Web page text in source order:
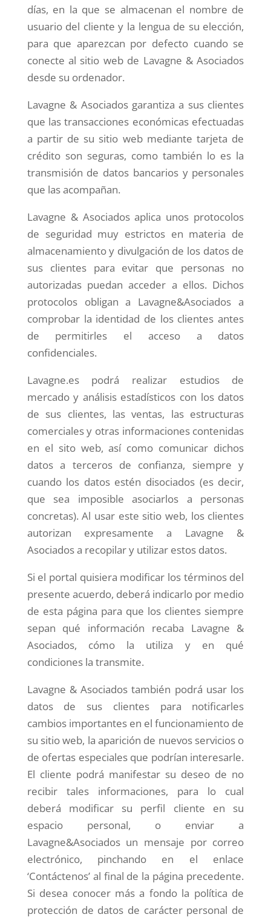
días, en la que se almacenan el nombre de
usuario del cliente y la lengua de su elección,
para que aparezcan por defecto cuando se
conecte al sitio web de Lavagne & Asociados
desde su ordenador.
Lavagne & Asociados garantiza a sus clientes
que las transacciones económicas efectuadas
a partir de su sitio web mediante tarjeta de
crédito son seguras, como también lo es la
transmisión de datos bancarios y personales
que las acompañan.
Lavagne & Asociados aplica unos protocolos
de seguridad muy estrictos en materia de
almacenamiento y divulgación de los datos de
sus clientes para evitar que personas no
autorizadas puedan acceder a ellos. Dichos
protocolos obligan a Lavagne&Asociados a
comprobar la identidad de los clientes antes
de permitirles el acceso a datos
confidenciales.
Lavagne.es podrá realizar estudios de
mercado y análisis estadísticos con los datos
de sus clientes, las ventas, las estructuras
comerciales y otras informaciones contenidas
en el sito web, así como comunicar dichos
datos a terceros de confianza, siempre y
cuando los datos estén disociados (es decir,
que sea imposible asociarlos a personas
concretas). Al usar este sitio web, los clientes
autorizan expresamente a Lavagne &
Asociados a recopilar y utilizar estos datos.
Si el portal quisiera modificar los términos del
presente acuerdo, deberá indicarlo por medio
de esta página para que los clientes siempre
sepan qué información recaba Lavagne &
Asociados, cómo la utiliza y en qué
condiciones la transmite.
Lavagne & Asociados también podrá usar los
datos de sus clientes para notificarles
cambios importantes en el funcionamiento de
su sitio web, la aparición de nuevos servicios o
de ofertas especiales que podrían interesarle.
El cliente podrá manifestar su deseo de no
recibir tales informaciones, para lo cual
deberá modificar su perfil cliente en su
espacio personal, o enviar a
Lavagne&Asociados un mensaje por correo
electrónico, pinchando en el enlace
‘Contáctenos’ al final de la página precedente.
Si desea conocer más a fondo la política de
protección de datos de carácter personal de